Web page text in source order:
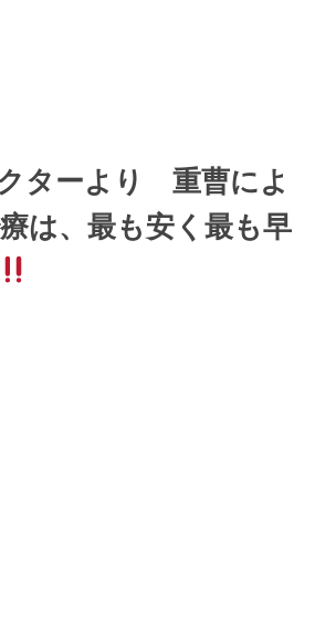
ターより 重曹によ
は、最も安く最も早